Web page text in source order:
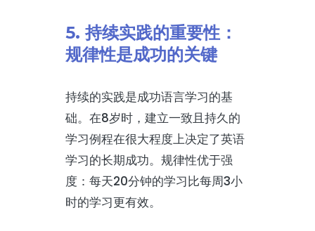
5. 持续实践的重要性：
规律性是成功的关键
持续的实践是成功语言学习的基
础。在8岁时，建立一致且持久的
学习例程在很大程度上决定了英语
学习的长期成功。规律性优于强
度：每天20分钟的学习比每周3小
时的学习更有效。